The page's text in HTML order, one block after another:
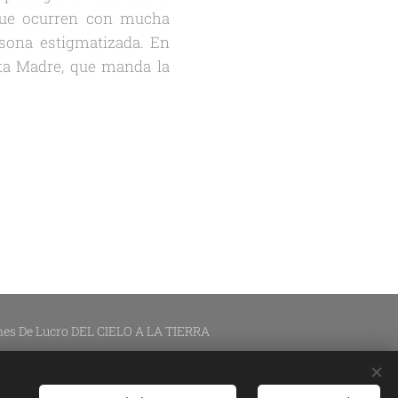
ocurren con mucha
estigmatizada. En
Madre, que manda la
De Lucro DEL CIELO A LA TIERRA